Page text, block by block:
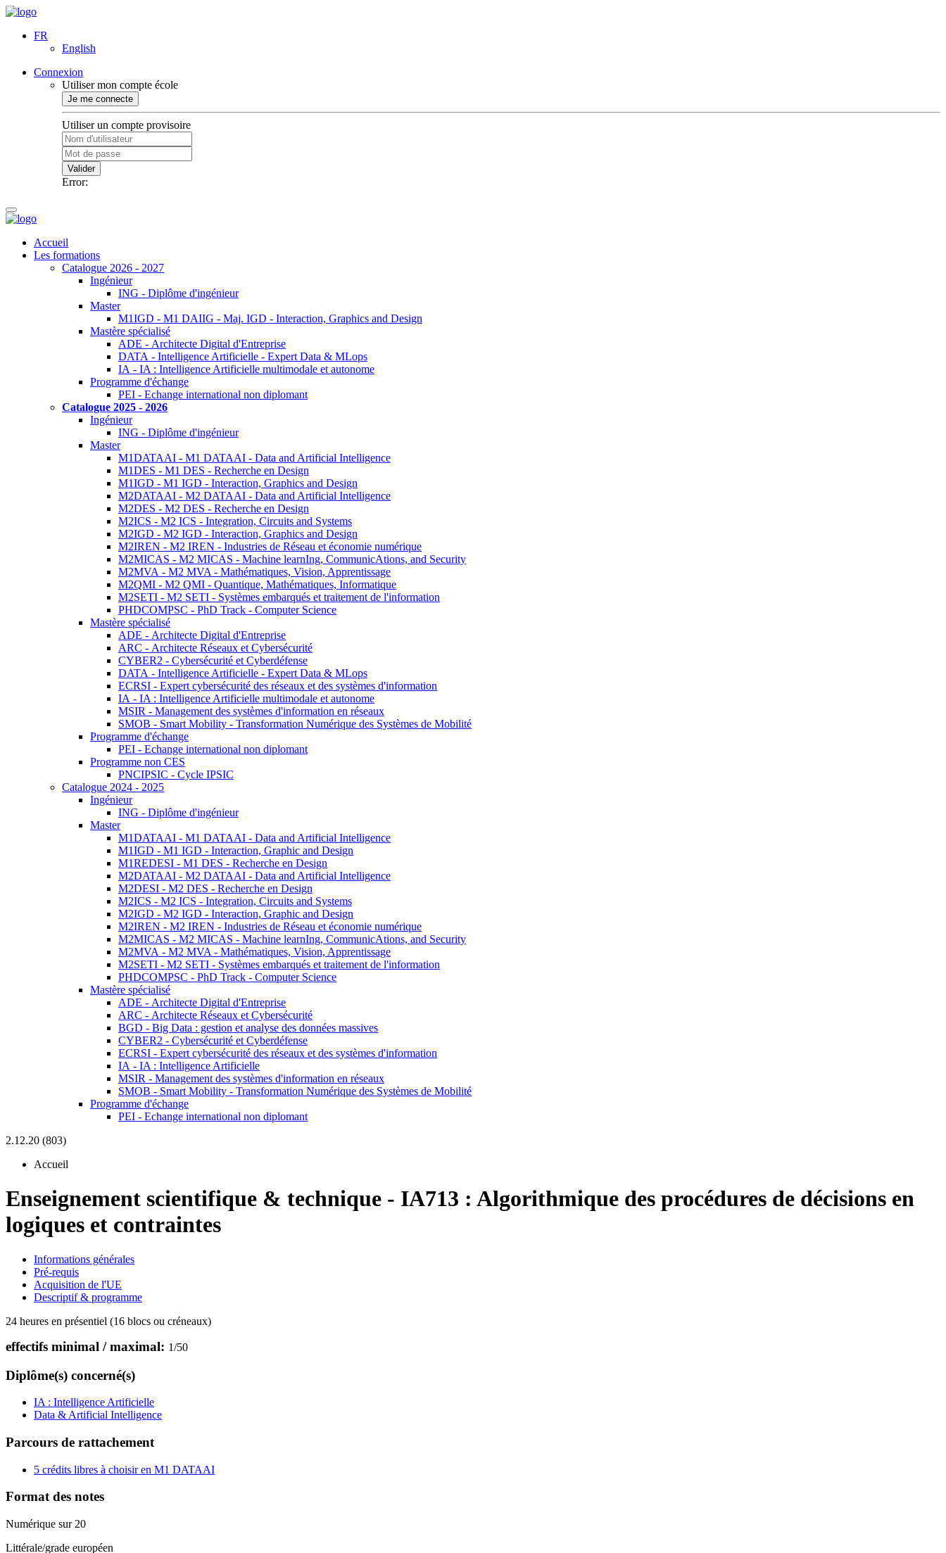
FR
English
Connexion
Utiliser mon compte école
Je me connecte
Utiliser un compte provisoire
Valider
Error:
Accueil
Les formations
Catalogue 2026 - 2027
Ingénieur
ING - Diplôme d'ingénieur
Master
M1IGD - M1 DAIIG - Maj. IGD - Interaction, Graphics and Design
Mastère spécialisé
ADE - Architecte Digital d'Entreprise
DATA - Intelligence Artificielle - Expert Data & MLops
IA - IA : Intelligence Artificielle multimodale et autonome
Programme d'échange
PEI - Echange international non diplomant
Catalogue 2025 - 2026
Ingénieur
ING - Diplôme d'ingénieur
Master
M1DATAAI - M1 DATAAI - Data and Artificial Intelligence
M1DES - M1 DES - Recherche en Design
M1IGD - M1 IGD - Interaction, Graphics and Design
M2DATAAI - M2 DATAAI - Data and Artificial Intelligence
M2DES - M2 DES - Recherche en Design
M2ICS - M2 ICS - Integration, Circuits and Systems
M2IGD - M2 IGD - Interaction, Graphics and Design
M2IREN - M2 IREN - Industries de Réseau et économie numérique
M2MICAS - M2 MICAS - Machine learnIng, CommunicAtions, and Security
M2MVA - M2 MVA - Mathématiques, Vision, Apprentissage
M2QMI - M2 QMI - Quantique, Mathématiques, Informatique
M2SETI - M2 SETI - Systèmes embarqués et traitement de l'information
PHDCOMPSC - PhD Track - Computer Science
Mastère spécialisé
ADE - Architecte Digital d'Entreprise
ARC - Architecte Réseaux et Cybersécurité
CYBER2 - Cybersécurité et Cyberdéfense
DATA - Intelligence Artificielle - Expert Data & MLops
ECRSI - Expert cybersécurité des réseaux et des systèmes d'information
IA - IA : Intelligence Artificielle multimodale et autonome
MSIR - Management des systèmes d'information en réseaux
SMOB - Smart Mobility - Transformation Numérique des Systèmes de Mobilité
Programme d'échange
PEI - Echange international non diplomant
Programme non CES
PNCIPSIC - Cycle IPSIC
Catalogue 2024 - 2025
Ingénieur
ING - Diplôme d'ingénieur
Master
M1DATAAI - M1 DATAAI - Data and Artificial Intelligence
M1IGD - M1 IGD - Interaction, Graphic and Design
M1REDESI - M1 DES - Recherche en Design
M2DATAAI - M2 DATAAI - Data and Artificial Intelligence
M2DESI - M2 DES - Recherche en Design
M2ICS - M2 ICS - Integration, Circuits and Systems
M2IGD - M2 IGD - Interaction, Graphic and Design
M2IREN - M2 IREN - Industries de Réseau et économie numérique
M2MICAS - M2 MICAS - Machine learnIng, CommunicAtions, and Security
M2MVA - M2 MVA - Mathématiques, Vision, Apprentissage
M2SETI - M2 SETI - Systèmes embarqués et traitement de l'information
PHDCOMPSC - PhD Track - Computer Science
Mastère spécialisé
ADE - Architecte Digital d'Entreprise
ARC - Architecte Réseaux et Cybersécurité
BGD - Big Data : gestion et analyse des données massives
CYBER2 - Cybersécurité et Cyberdéfense
ECRSI - Expert cybersécurité des réseaux et des systèmes d'information
IA - IA : Intelligence Artificielle
MSIR - Management des systèmes d'information en réseaux
SMOB - Smart Mobility - Transformation Numérique des Systèmes de Mobilité
Programme d'échange
PEI - Echange international non diplomant
2.12.20 (803)
Accueil
Enseignement scientifique & technique - IA713 : Algorithmique des procédures de décisions en
logiques et contraintes
Informations générales
Pré-requis
Acquisition de l'UE
Descriptif & programme
24 heures en présentiel (16 blocs ou créneaux)
effectifs minimal / maximal: 1/50
Diplôme(s) concerné(s)
IA : Intelligence Artificielle
Data & Artificial Intelligence
Parcours de rattachement
5 crédits libres à choisir en M1 DATAAI
Format des notes
Numérique sur 20
Littérale/grade européen